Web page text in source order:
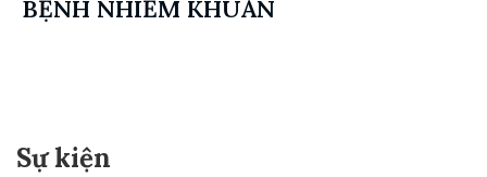
BỆNH NHIỄM KHUẨN
Sự kiện